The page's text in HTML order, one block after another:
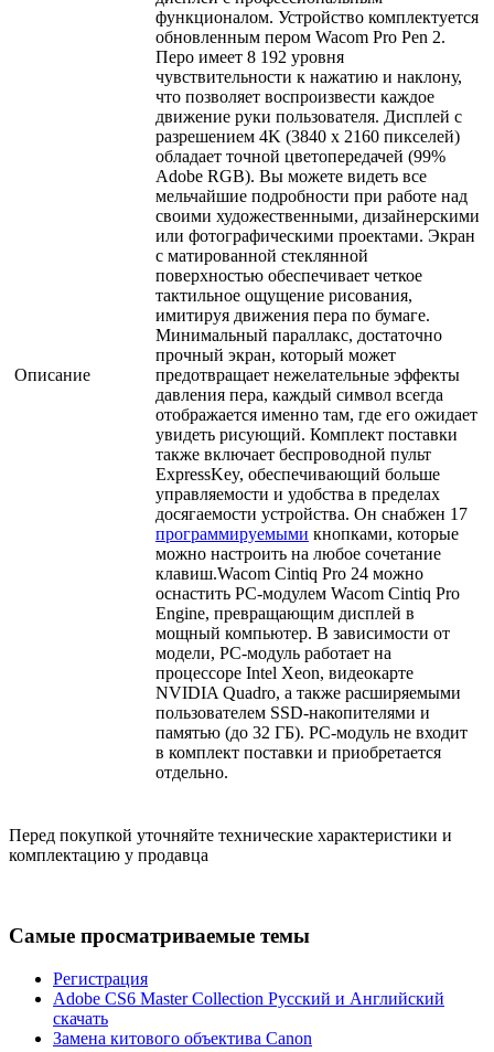
Описание
функционалом. Устройство комплектуется
обновленным пером Wacom Pro Pen 2.
Перо имеет 8 192 уровня
чувствительности к нажатию и наклону,
что позволяет воспроизвести каждое
движение руки пользователя. Дисплей с
разрешением 4K (3840 x 2160 пикселей)
обладает точной цветопередачей (99%
Adobe RGB). Вы можете видеть все
мельчайшие подробности при работе над
своими художественными, дизайнерскими
или фотографическими проектами. Экран
с матированной стеклянной
поверхностью обеспечивает четкое
тактильное ощущение рисования,
имитируя движения пера по бумаге.
Минимальный параллакс, достаточно
прочный экран, который может
предотвращает нежелательные эффекты
давления пера, каждый символ всегда
отображается именно там, где его ожидает
увидеть рисующий. Комплект поставки
также включает беспроводной пульт
ExpressKey, обеспечивающий больше
управляемости и удобства в пределах
досягаемости устройства. Он снабжен 17
программируемыми кнопками, которые
можно настроить на любое сочетание
клавиш.Wacom Cintiq Pro 24 можно
оснастить PC-модулем Wacom Cintiq Pro
Engine, превращающим дисплей в
мощный компьютер. В зависимости от
модели, PC-модуль работает на
процессоре Intel Xeon, видеокарте
NVIDIA Quadro, а также расширяемыми
пользователем SSD-накопителями и
памятью (до 32 ГБ). PC-модуль не входит
в комплект поставки и приобретается
отдельно.
Перед покупкой уточняйте технические характеристики и
комплектацию у продавца
Самые просматриваемые темы
Регистрация
Adobe CS6 Master Collection Русский и Английский
скачать
Замена китового объектива Canon